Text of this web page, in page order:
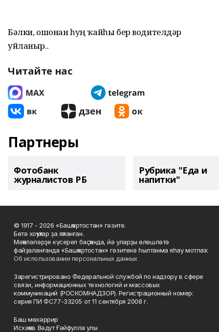
Бәлки, ошонан һуң ҡайһы бер водителдәр
уйланыр..
Читайте нас
Партнеры
Фотобанк
журналистов РБ
Рубрика "Еда и
напитки"
© 1917 - 2026 «Башҡортостан» гәзите.
Бөтә хоҡуҡтар ҙа яҡланған.
Мәҡәләләрҙе күсереп баҫҡанда, йә уларҙы өлөшләтә
файҙаланғанда «Башҡортостан» гәзитенә һылтанма яһау мотлаҡ.
Об использовании персональных данных
Зарегистрировано Федеральной службой по надзору в сфере
связи, информационных технологий и массовых
коммуникаций (РОСКОМНАДЗОР). Регистрационный номер:
серия ПИ ФС77-33205 от 11 сентября 2008 г.
Баш мөхәррир
Исхаҡов Вәдүт Ғәйфулла улы